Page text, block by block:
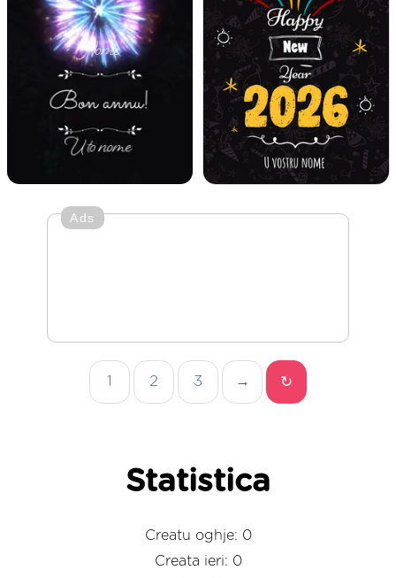
Ads
1 2 3 → ↻
Statistica
Creatu oghje: 0
Creata ieri: 0